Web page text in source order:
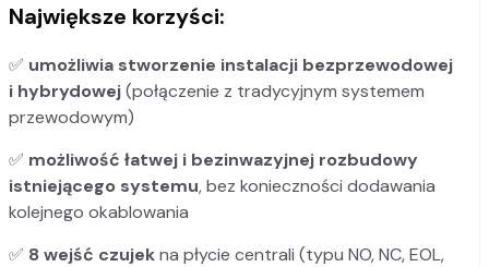
Największe korzyści:
✅ umożliwia stworzenie instalacji bezprzewodowej
i hybrydowej(połączenie z tradycyjnym systemem
przewodowym)
✅ możliwość łatwej i bezinwazyjnej rozbudowy
istniejącego systemu, bez konieczności dodawania
kolejnego okablowania
✅ 8 wejść czujekna płycie centrali (typu NO, NC, EOL,